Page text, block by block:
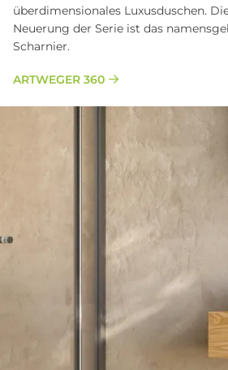
überdimensionales Luxusduschen.
Neuerung der Serie ist das
Scharnier.
ARTWEGER 360